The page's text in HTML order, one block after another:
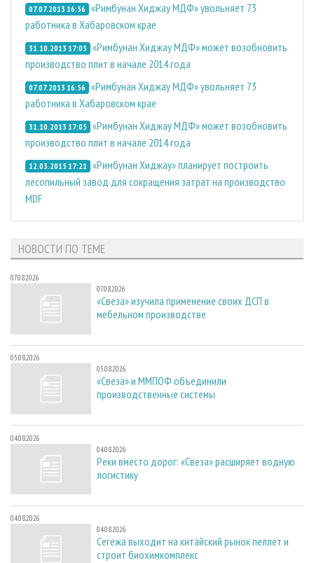
07.07.2013 16:56 «Римбунан Хиджау МДФ» увольняет 73
работника в Хабаровском крае
31.10.2013 17:05 «Римбунан Хиджау МДФ» может возобновить
производство плит в начале 2014 года
07.07.2013 16:56 «Римбунан Хиджау МДФ» увольняет 73
работника в Хабаровском крае
31.10.2013 17:05 «Римбунан Хиджау МДФ» может возобновить
производство плит в начале 2014 года
12.03.2015 17:21 «Римбунан Хиджау» планирует построить
лесопильный завод для сокращения затрат на производство
MDF
НОВОСТИ ПО ТЕМЕ
07.08.2026
07.08.2026
«Свеза» изучила применение своих ДСП в
мебельном производстве
05.08.2026
05.08.2026
«Свеза» и ММПОФ объединили
производственные системы
04.08.2026
04.08.2026
Реки вместо дорог: «Свеза» расширяет водную
логистику
04.08.2026
04.08.2026
Сегежа выходит на китайский рынок пеллет и
строит биохимкомплекс